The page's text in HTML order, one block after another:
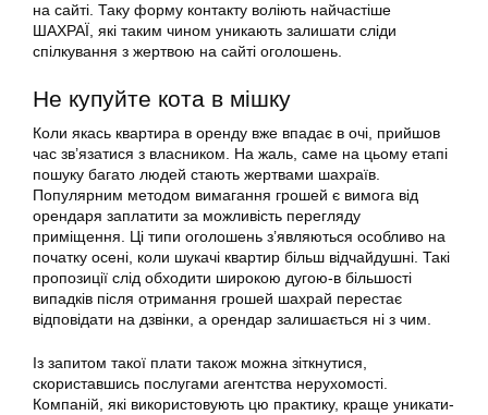
на сайті. Таку форму контакту воліють найчастіше
ШАХРАЇ, які таким чином уникають залишати сліди
спілкування з жертвою на сайті оголошень.
Не купуйте кота в мішку
Коли якась квартира в оренду вже впадає в очі, прийшов
час зв’язатися з власником. На жаль, саме на цьому етапі
пошуку багато людей стають жертвами шахраїв.
Популярним методом вимагання грошей є вимога від
орендаря заплатити за можливість перегляду
приміщення. Ці типи оголошень з’являються особливо на
початку осені, коли шукачі квартир більш відчайдушні. Такі
пропозиції слід обходити широкою дугою-в більшості
випадків після отримання грошей шахрай перестає
відповідати на дзвінки, а орендар залишається ні з чим.
Із запитом такої плати також можна зіткнутися,
скориставшись послугами агентства нерухомості.
Компаній, які використовують цю практику, краще уникати-